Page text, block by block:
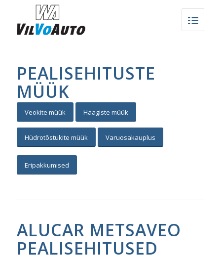
PEALISEHITUSTE
MÜÜK
Veokite müük Haagiste müük
Hüdrotõstukite müük Varuosakauplus
Eripakkumised
ALUCAR METSAVEO
PEALISEHITUSED